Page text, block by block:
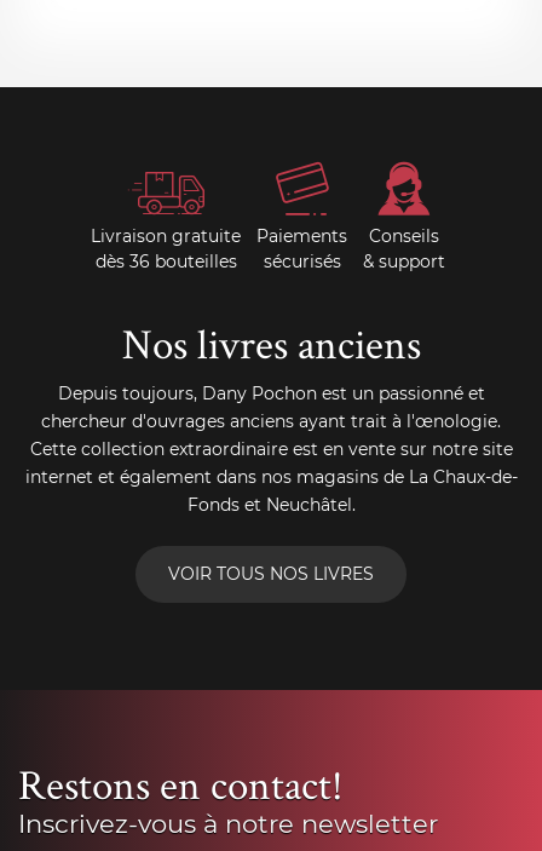
Livraison gratuite
dès 36 bouteilles
Paiements
sécurisés
Conseils
& support
Nos livres anciens
Depuis toujours, Dany Pochon est un passionné et
chercheur d'ouvrages anciens ayant trait à l'œnologie.
Cette collection extraordinaire est en vente sur notre site
internet et également dans nos magasins de La Chaux-de-
Fonds et Neuchâtel.
VOIR TOUS NOS LIVRES
Restons en contact!
Inscrivez-vous à notre newsletter